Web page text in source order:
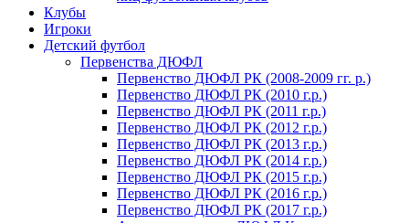
Клубы
Игроки
Детский футбол
Первенства ДЮФЛ
Первенство ДЮФЛ РК (2008-2009 гг. р.)
Первенство ДЮФЛ РК (2010 г.р.)
Первенство ДЮФЛ РК (2011 г.р.)
Первенство ДЮФЛ РК (2012 г.р.)
Первенство ДЮФЛ РК (2013 г.р.)
Первенство ДЮФЛ РК (2014 г.р.)
Первенство ДЮФЛ РК (2015 г.р.)
Первенство ДЮФЛ РК (2016 г.р.)
Первенство ДЮФЛ РК (2017 г.р.)